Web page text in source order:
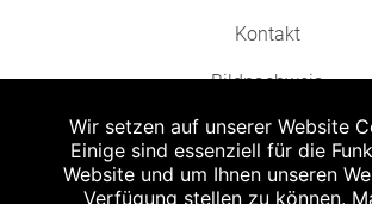
Kontakt
Bildnachweis
Wir setzen auf unserer Website
Einige sind essenziell für die
Website und um Ihnen unseren
Verfügung stellen zu können.